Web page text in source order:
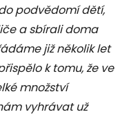
podvědomí dětí,
a sbírali doma
již několik let
k tomu, že ve
množství
vyhrávat už